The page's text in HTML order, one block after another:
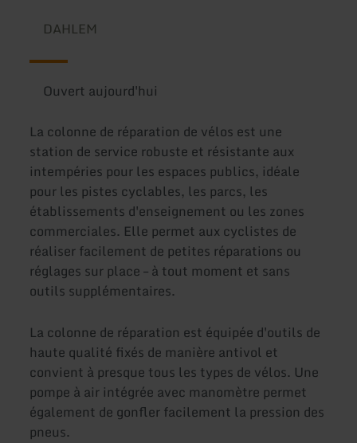
DAHLEM
Ouvert aujourd'hui
La colonne de réparation de vélos est une
station de service robuste et résistante aux
intempéries pour les espaces publics, idéale
pour les pistes cyclables, les parcs, les
établissements d'enseignement ou les zones
commerciales. Elle permet aux cyclistes de
réaliser facilement de petites réparations ou
réglages sur place – à tout moment et sans
outils supplémentaires.
La colonne de réparation est équipée d'outils de
haute qualité fixés de manière antivol et
convient à presque tous les types de vélos. Une
pompe à air intégrée avec manomètre permet
également de gonfler facilement la pression des
pneus.